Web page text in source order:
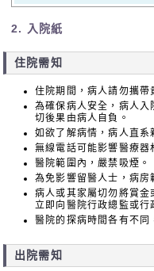
2. 入院紙
住院需知
住院期間，病人請勿攜帶
為確保病人安全，病人
切後果由病人自負。
如欲了解病情，病人直系
無線電話可能影響醫療器
醫院範圍內，嚴禁吸煙。
為免影響留醫人士，病房
病人或其家屬切勿將賞
立即向醫院行政總監或行
醫院的探病時間各有不同
出院需知